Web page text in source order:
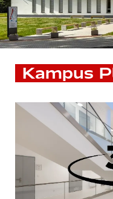
Kampus